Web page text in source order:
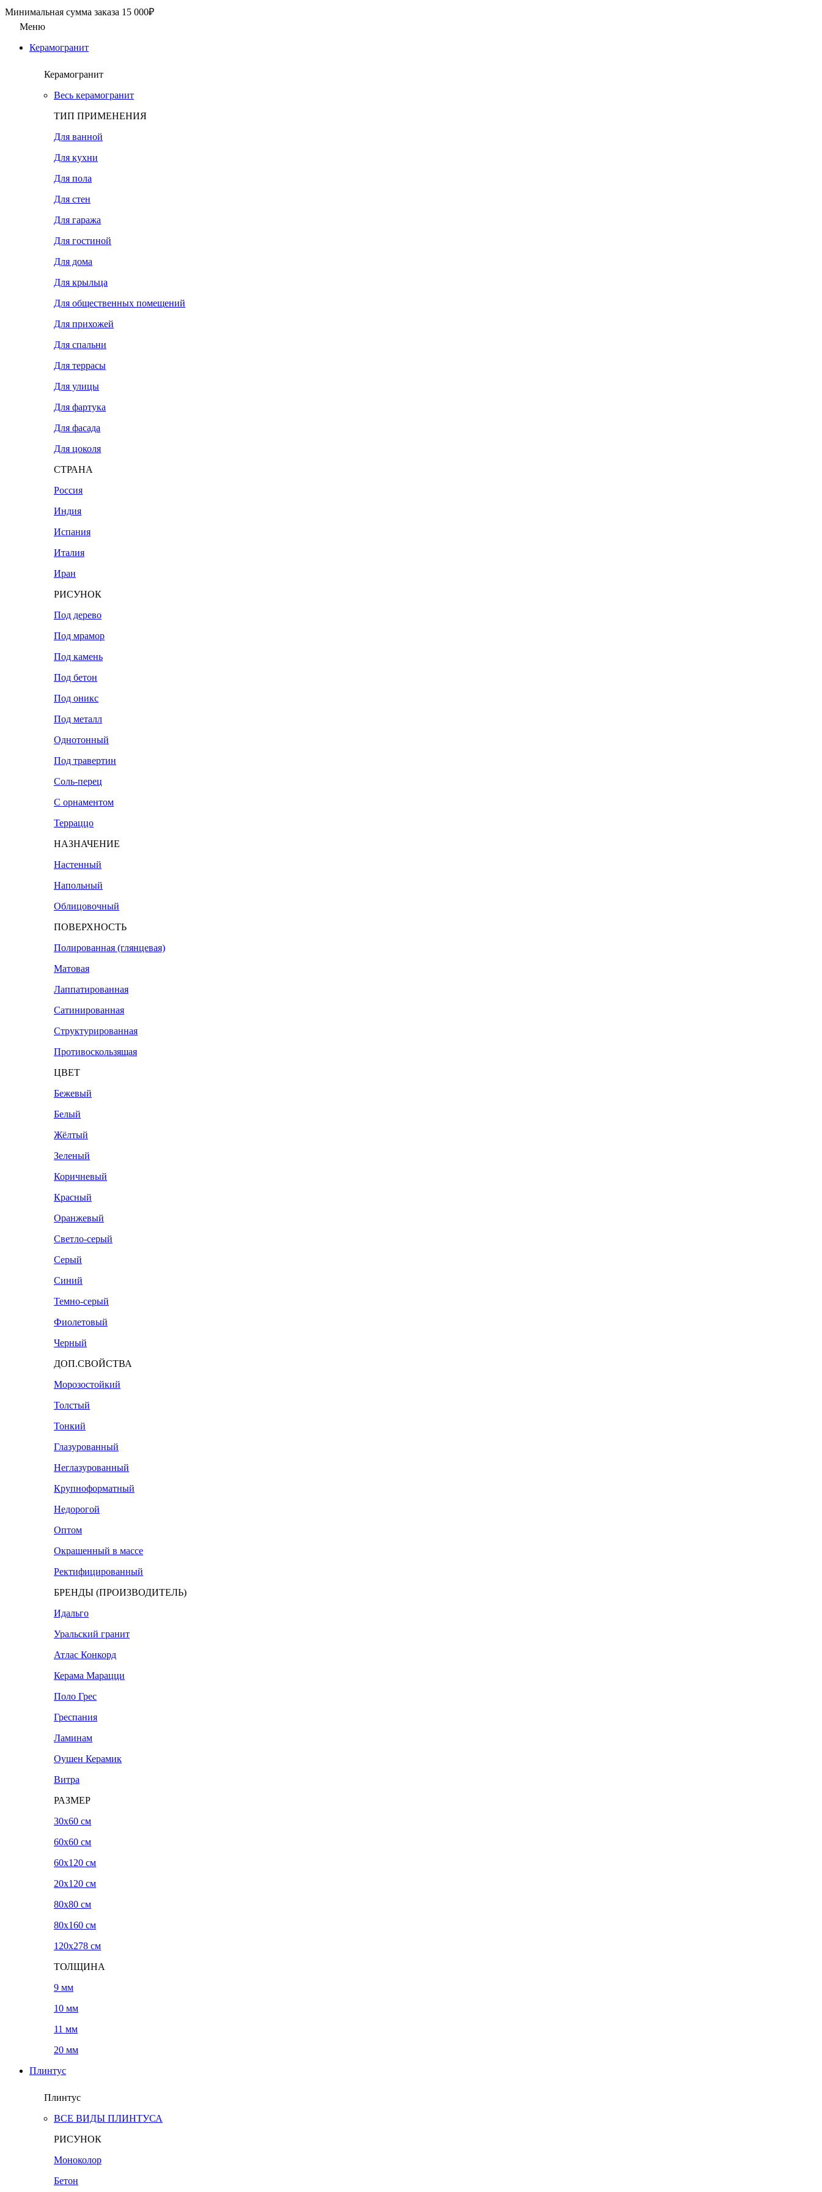
Минимальная сумма заказа 15 000₽
Меню
Керамогранит
Керамогранит
Весь керамогранит
ТИП ПРИМЕНЕНИЯ
Для ванной
Для кухни
Для пола
Для стен
Для гаража
Для гостиной
Для дома
Для крыльца
Для общественных помещений
Для прихожей
Для спальни
Для террасы
Для улицы
Для фартука
Для фасада
Для цоколя
СТРАНА
Россия
Индия
Испания
Италия
Иран
РИСУНОК
Под дерево
Под мрамор
Под камень
Под бетон
Под оникс
Под металл
Однотонный
Под травертин
Соль-перец
С орнаментом
Терраццо
НАЗНАЧЕНИЕ
Настенный
Напольный
Облицовочный
ПОВЕРХНОСТЬ
Полированная (глянцевая)
Матовая
Лаппатированная
Сатинированная
Структурированная
Противоскользящая
ЦВЕТ
Бежевый
Белый
Жёлтый
Зеленый
Коричневый
Красный
Оранжевый
Светло-серый
Серый
Синий
Темно-серый
Фиолетовый
Черный
ДОП.СВОЙСТВА
Морозостойкий
Толстый
Тонкий
Глазурованный
Неглазурованный
Крупноформатный
Недорогой
Оптом
Окрашенный в массе
Ректифицированный
БРЕНДЫ (ПРОИЗВОДИТЕЛЬ)
Идальго
Уральский гранит
Атлас Конкорд
Керама Марацци
Поло Грес
Греспания
Ламинам
Оушен Керамик
Витра
РАЗМЕР
30x60 см
60x60 см
60x120 см
20х120 см
80x80 см
80x160 см
120х278 см
ТОЛЩИНА
9 мм
10 мм
11 мм
20 мм
Плинтус
Плинтус
ВСЕ ВИДЫ ПЛИНТУСА
РИСУНОК
Моноколор
Бетон